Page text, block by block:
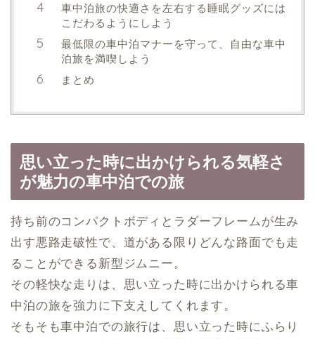
車中泊旅の快適さを左右する睡眠グッズには
こだわるようにしよう
最低限の車中泊マナーを守って、自由な車中
泊旅を満喫しよう
まとめ
思い立った時に出かけられる気軽さ
が魅力の車中泊での旅
持ち前のコンパクトボディとラダーフレームが生み
出す悪路走破性で、道がある限りどんな路面でも走
ることができる新型ジムニー。
その軽快な走りは、思い立った時に出かけられる車
中泊の旅を強力に下支えしてくれます。
そもそも車中泊での旅行は、思い立った時にふらり